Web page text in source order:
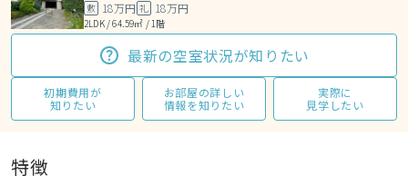
敷 18万円 礼 18万円
2LDK / 64.59㎡ / 1階
最新の空室状況が知りたい
初期費用が
知りたい
お部屋の詳しい
情報を知りたい
実際に
見学したい
特徴